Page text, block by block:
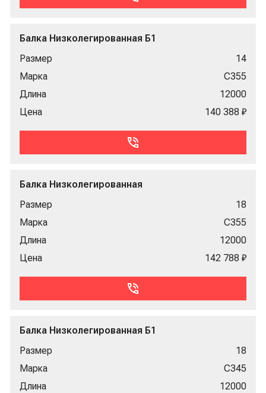
Балка Низколегированная Б1
Размер
14
Марка
С355
Длина
12000
Цена
140 388 ₽
Балка Низколегированная
Размер
18
Марка
С355
Длина
12000
Цена
142 788 ₽
Балка Низколегированная Б1
Размер
18
Марка
С345
Длина
12000